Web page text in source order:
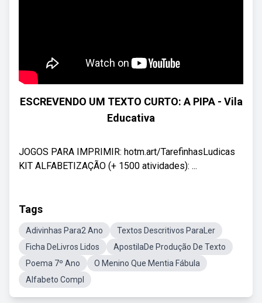
ESCREVENDO UM TEXTO CURTO: A PIPA - Vila
Educativa
JOGOS PARA IMPRIMIR: hotm.art/TarefinhasLudicas
KIT ALFABETIZAÇÃO (+ 1500 atividades): ...
Tags
Adivinhas Para2 Ano
Textos Descritivos ParaLer
Ficha DeLivros Lidos
ApostilaDe Produção De Texto
Poema 7º Ano
O Menino Que Mentia Fábula
Alfabeto Compl